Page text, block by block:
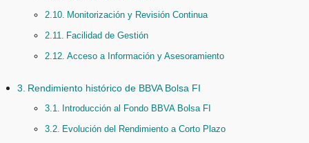
Monitorización y Revisión Continua
Facilidad de Gestión
Acceso a Información y Asesoramiento
Rendimiento histórico de BBVA Bolsa FI
Introducción al Fondo BBVA Bolsa FI
Evolución del Rendimiento a Corto Plazo